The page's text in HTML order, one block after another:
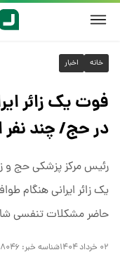
خانه اخبار
فوت یک زائر
در حج/ چند
رئیس مرکز پزشکی حج و
حاضر مشکلات تنفسی
۰۲ خرداد ۱۴۰۴ شناسه خبر: